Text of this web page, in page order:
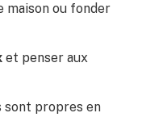
maison ou fonder
et penser aux
sont propres en